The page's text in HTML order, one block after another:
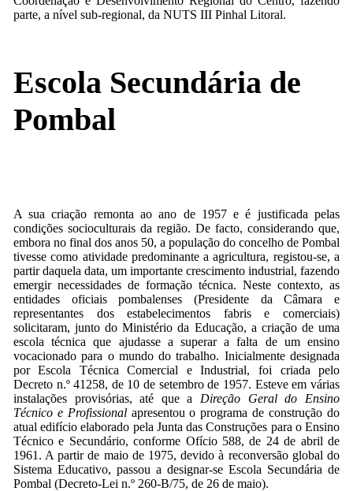
parte, a nível sub-regional, da NUTS III Pinhal Litoral.
Escola Secundária de
Pombal
A sua criação remonta ao ano de 1957 e é justificada pelas
condições socioculturais da região. De facto, considerando que,
embora no final dos anos 50, a população do concelho de Pombal
tivesse como atividade predominante a agricultura, registou-se, a
partir daquela data, um importante crescimento industrial, fazendo
emergir necessidades de formação técnica. Neste contexto, as
entidades oficiais pombalenses (Presidente da Câmara e
representantes dos estabelecimentos fabris e comerciais)
solicitaram, junto do Ministério da Educação, a criação de uma
escola técnica que ajudasse a superar a falta de um ensino
vocacionado para o mundo do trabalho. Inicialmente designada
por Escola Técnica Comercial e Industrial, foi criada pelo
Decreto n.º 41258, de 10 de setembro de 1957. Esteve em várias
instalações provisórias, até que a Direção Geral do Ensino
Técnico e Profissional apresentou o programa de construção do
atual edifício elaborado pela Junta das Construções para o Ensino
Técnico e Secundário, conforme Ofício 588, de 24 de abril de
1961. A partir de maio de 1975, devido à reconversão global do
Sistema Educativo, passou a designar‑se Escola Secundária de
Pombal (Decreto-Lei n.º 260-B/75, de 26 de maio).